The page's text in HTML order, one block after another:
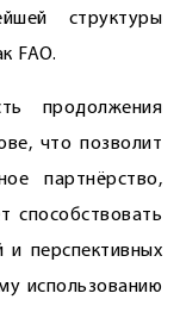
структуры
FAO.
продолжения
что позволит
партнёрство,
способствовать
и перспективных
использованию